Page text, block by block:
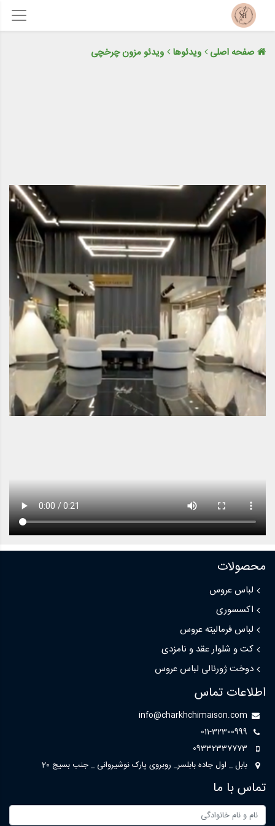
صفحه اصلی ویدئوها ویدئو مزون چرخچی
محصولات
لباس عروس
اکسسوری
لباس فرمالیته عروس
کت و شلوار عقد و نامزدی
دوخت ژورنالی لباس عروس
اطلاعات تماس
info@charkhchimaison.com
011-32300999
09332337773
بابل _ اول جاده بابلسر_ روبروی پارک نوشیروانی _ جنب بسیج 20
تماس با ما